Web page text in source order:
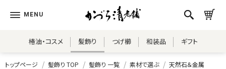
椿油・コスメ 髪飾り つげ櫛 和装品 ギフト
トップページ 髪飾り TOP 髪飾り 一覧 素材で選ぶ 天然石＆金属